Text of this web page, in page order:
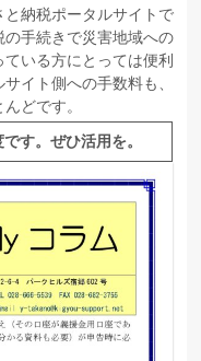
納税ポータルサイトで
手続きで災害地域への
いる方にとっては便利
イト側への手数料も、
どです。
す。ぜひ活用を。